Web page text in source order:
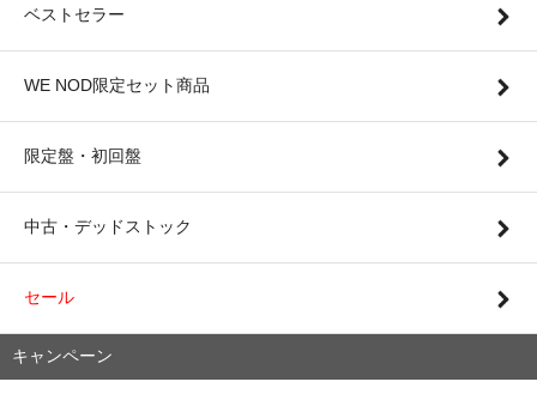
ベストセラー
WE NOD限定セット商品
限定盤・初回盤
中古・デッドストック
セール
キャンペーン